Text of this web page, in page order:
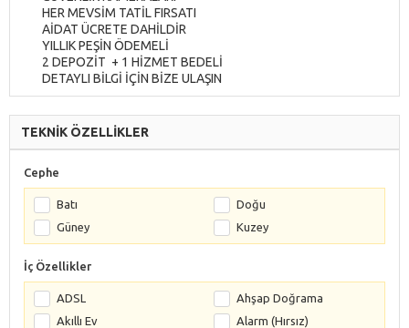
HER MEVSİM TATİL FIRSATI
AİDAT ÜCRETE DAHİLDİR
YILLIK PEŞİN ÖDEMELİ
2 DEPOZİT + 1 HİZMET BEDELİ
DETAYLI BİLGİ İÇİN BİZE ULAŞIN
TEKNİK ÖZELLİKLER
Cephe
Batı
Doğu
Güney
Kuzey
İç Özellikler
ADSL
Ahşap Doğrama
Akıllı Ev
Alarm (Hırsız)